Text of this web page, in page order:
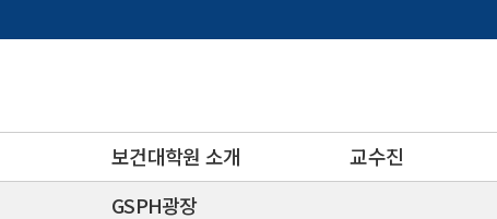
로
보건대학원 소개 교수진
GSPH광장